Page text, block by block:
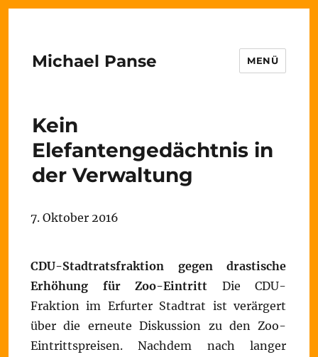
Michael Panse MENÜ
Kein
Elefantengedächtnis in
der Verwaltung
7. Oktober 2016
CDU-Stadtratsfraktion gegen drastische
Erhöhung für Zoo-Eintritt Die CDU-
Fraktion im Erfurter Stadtrat ist verärgert
über die erneute Diskussion zu den Zoo-
Eintrittspreisen. Nachdem nach langer